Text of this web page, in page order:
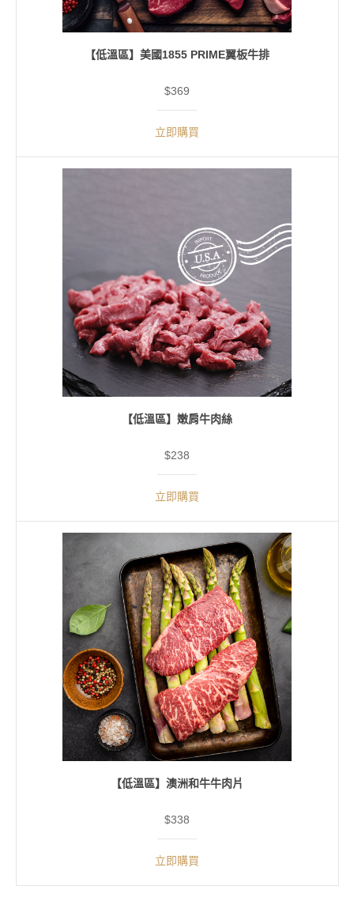
【低溫區】美國1855 PRIME翼板牛排
$369
立即購買
【低溫區】嫩肩牛肉絲
$238
立即購買
【低溫區】澳洲和牛牛肉片
$338
立即購買